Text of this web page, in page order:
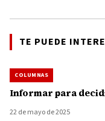
TE PUEDE
COLUMNAS
Informar para
22 de mayo de 2025